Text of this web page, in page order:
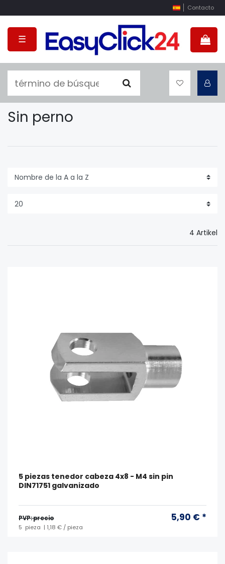
Contacto
☰
Sin perno
4 Artikel
5 piezas tenedor cabeza 4x8 - M4 sin pin
DIN71751 galvanizado
PVP: precio 5,90 € *
5 pieza | 1,18 € / pieza